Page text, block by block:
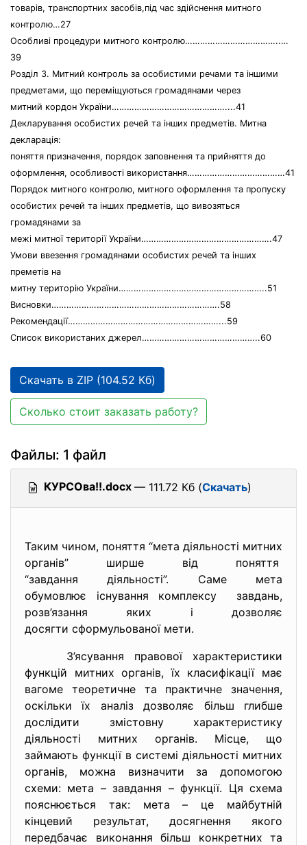
товарів, транспортних засобів,під час здійснення митного
контролю…27
Особливі процедури митного контролю………………………………..…
39
Розділ 3. Митний контроль за особистими речами та іншими
предметами, що переміщуються громадянами через
митний кордон України………………………………………....41
Декларування особистих речей та інших предметів. Митна
декларація:
поняття призначення, порядок заповнення та прийняття до
оформлення, особливості використання…………………………………41
Порядок митного контролю, митного оформлення та пропуску
особистих речей та інших предметів, що вивозяться
громадянами за
межі митної території України…………………………………………….47
Умови ввезення громадянами особистих речей та інших
преметів на
митну територію України…………………………………………………..51
Висновки………………………………………………………….58
Рекомендації……………………………………………………...59
Список використаних джерел………………………………………..60
Скачать в ZIP (104.52 Кб)
Сколько стоит заказать работу?
Файлы: 1 файл
КУРСОва!!.docx — 111.72 Кб (Скачать)
Таким чином, поняття “мета діяльності митних
органів” ширше від поняття
“завдання діяльності”. Саме мета
обумовлює існування комплексу завдань,
розв’язання яких і дозволяє
досягти сформульованої мети.
З’ясування правової характеристики
функцій митних органів, їх класифікації має
вагоме теоретичне та практичне значення,
оскільки їх аналіз дозволяє більш глибше
дослідити змістовну характеристику
діяльності митних органів. Місце, що
займають функції в системі діяльності митних
органів, можна визначити за допомогою
схеми: мета – завдання – функції. Ця схема
пояснюється так: мета – це майбутній
кінцевий результат, досягнення якого
передбачає виконання більш конкретних та